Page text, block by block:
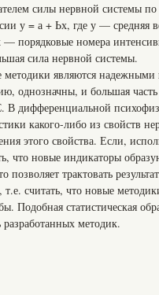
силы нервной системы
у = а + Ьх, где у — средняя
— порядковые номера
сила нервной системы.
методики являются
однозначны, и большая
В дифференциальной
какого-либо из свойств
этого свойства. Если,
что новые индикаторы
позволяет трактовать
считать, что новые
Подобная статистическая
методик.